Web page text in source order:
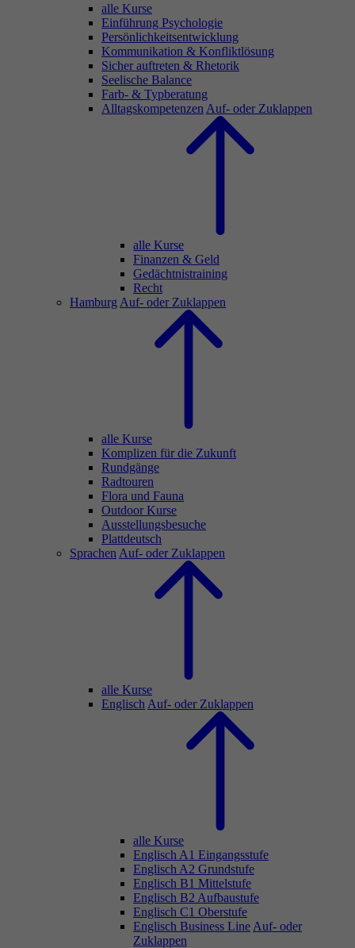
alle Kurse
Einführung Psychologie
Persönlichkeitsentwicklung
Kommunikation & Konfliktlösung
Sicher auftreten & Rhetorik
Seelische Balance
Farb- & Typberatung
Alltagskompetenzen Auf- oder Zuklappen
alle Kurse
Finanzen & Geld
Gedächtnistraining
Recht
Hamburg Auf- oder Zuklappen
alle Kurse
Komplizen für die Zukunft
Rundgänge
Radtouren
Flora und Fauna
Outdoor Kurse
Ausstellungsbesuche
Plattdeutsch
Sprachen Auf- oder Zuklappen
alle Kurse
Englisch Auf- oder Zuklappen
alle Kurse
Englisch A1 Eingangsstufe
Englisch A2 Grundstufe
Englisch B1 Mittelstufe
Englisch B2 Aufbaustufe
Englisch C1 Oberstufe
Englisch Business Line Auf- oder
Zuklappen